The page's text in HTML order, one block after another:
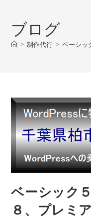
ブログ
> 制作代行 > ベーシッ
ベーシック
８、プレミ